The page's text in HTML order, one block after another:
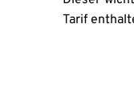
Tarif